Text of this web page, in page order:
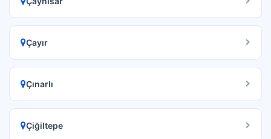
Çayır
Çınarlı
Çiğiltepe